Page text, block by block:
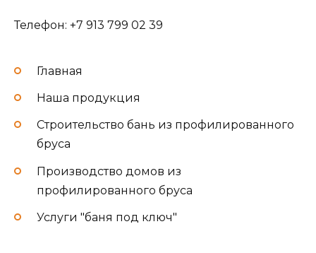
Телефон: +7 913 799 02 39
Главная
Наша продукция
Строительство бань из профилированного
бруса
Производство домов из
профилированного бруса
Услуги "баня под ключ"